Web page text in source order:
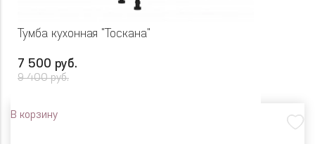
Тумба кухонная "Тоскана"
7 500 руб.
9 400 руб.
В корзину